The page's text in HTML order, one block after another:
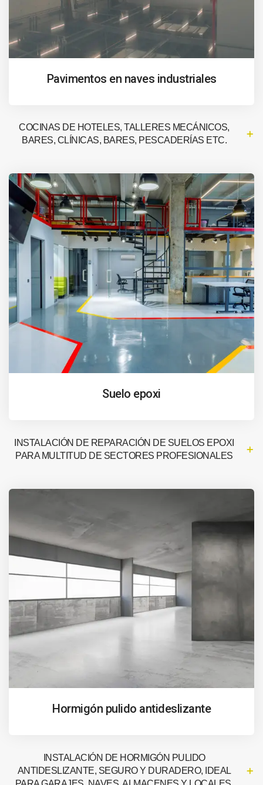
Pavimentos en naves industriales
COCINAS DE HOTELES, TALLERES MECÁNICOS,
BARES, CLÍNICAS, BARES, PESCADERÍAS ETC.
Suelo epoxi
INSTALACIÓN DE REPARACIÓN DE SUELOS EPOXI
PARA MULTITUD DE SECTORES PROFESIONALES
Hormigón pulido antideslizante
INSTALACIÓN DE HORMIGÓN PULIDO
ANTIDESLIZANTE, SEGURO Y DURADERO, IDEAL